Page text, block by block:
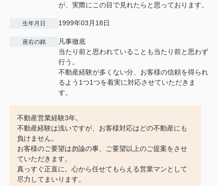
が、実際にこの目で見れたらと思っております。
生年月日 1999年03月18日
座右の銘
凡事徹底
当たり前と思われていることも当たり前と思わず
行う。
不動産経験が多くない分、お客様の信頼を得られ
るよう1つ1つを着実に対応させていただきま
す。
不動産営業経験3年。
不動産経験は浅いですが、お客様対応はどの不動産にも
負けません。
お客様のご要望は勿論の事、ご要望以上のご提案をさせ
ていただきます。
真っすぐ正直に。心から任せてもらえる営業マンとして
尽力してまいります。